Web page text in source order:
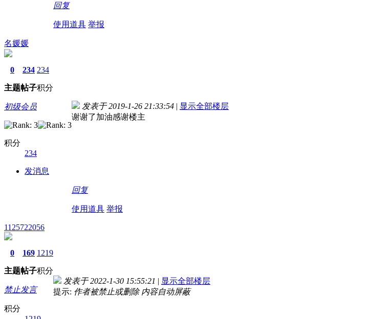
回复
使用道具 举报
名媛媛
0
主题
234
帖子
234
积分
初级会员
积分
234
发消息
发表于 2019-1-26 21:33:54 | 显示全部楼层
谢谢了加油感谢楼主
回复
使用道具 举报
1125722056
0
主题
169
帖子
1219
积分
禁止发言
积分
发表于 2022-1-30 15:55:21 | 显示全部楼层
提示: 作者被禁止或删除 内容自动屏蔽